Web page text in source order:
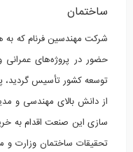
ساختمان
شرکت مهندسین فرنام که به
حضور در پروژه‌های عمرانی
توسعه کشور تأسیس
از دانش بالای مهندسی و
سازی این صنعت اقدام به
تحقیقات ساختمان وزارت